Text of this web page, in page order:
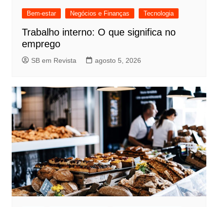
Bem-estar Negócios e Finanças Tecnologia
Trabalho interno: O que significa no
emprego
SB em Revista agosto 5, 2026